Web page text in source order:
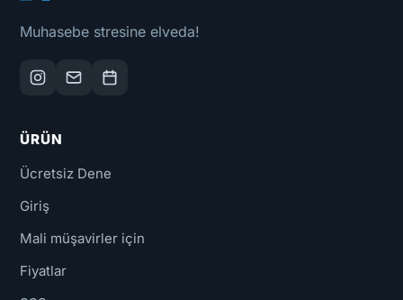
Muhasebe stresine elveda!
ÜRÜN
Ücretsiz Dene
Giriş
Mali müşavirler için
Fiyatlar